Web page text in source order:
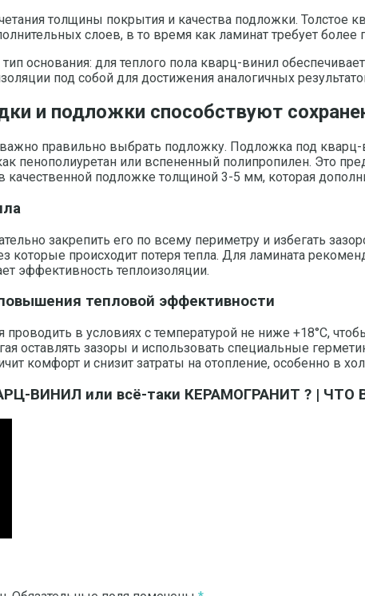
толщины покрытия и качества подложки.
слоев, в то время как ламинат требует
основания: для теплого пола кварц-винил
под собой для достижения аналогичных
и подложки способствуют
правильно выбрать подложку. Подложка под
пенополиуретан или вспененный полипропилен. Это
подложке толщиной 3-5 мм, которая
закрепить его по всему периметру и избегать
которые происходит потеря тепла. Для ламината
эффективность теплоизоляции.
тепловой эффективности
в условиях с температурой не ниже +18°C,
оставлять зазоры и использовать специальные
комфорт и снизит затраты на отопление, особенно в
ВИНИЛ или всё-таки КЕРАМОГРАНИТ ? | ЧТО